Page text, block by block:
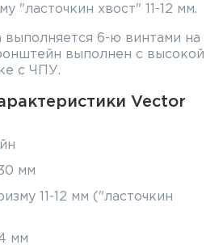
"ласточкин хвост" 11-12 мм.
6-ю винтами на
выполнен с высокой
с ЧПУ.
Vector
мм
11-12 мм ("ласточкин
мм